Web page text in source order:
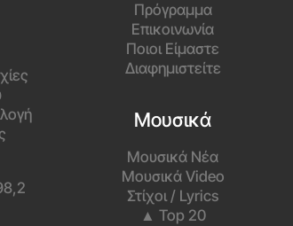
Πρόγραμμα
Επικοινωνία
Ποιοι Είμαστε
Διαφημιστείτε
Μουσικά
Μουσικά Νέα
Μουσικά Video
Στίχοι / Lyrics
▲ Top 20